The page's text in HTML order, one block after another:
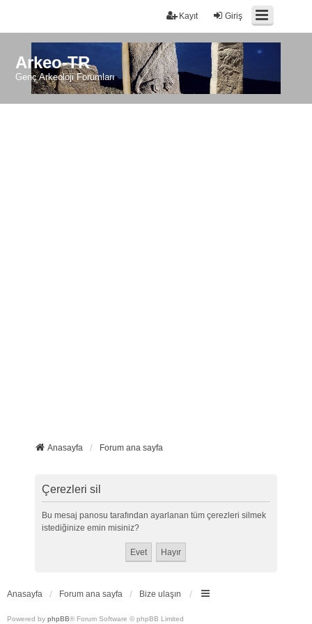
Giriş
Kayıt
Arkeo-TR
Genç Arkeoloji Forumları
Anasayfa Forum ana sayfa
Çerezleri sil
Bu mesaj panosu tarafından ayarlanan tüm çerezleri silmek
istediğinize emin misiniz?
Anasayfa Forum ana sayfa Bize ulaşın
Powered by phpBB® Forum Software © phpBB Limited